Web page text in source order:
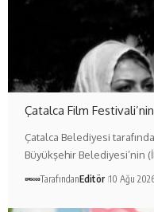
Çatalca Film
Çatalca Belediyesi
Büyükşehir Belediyesi’nin
TarafındanEditör 10 Ağu